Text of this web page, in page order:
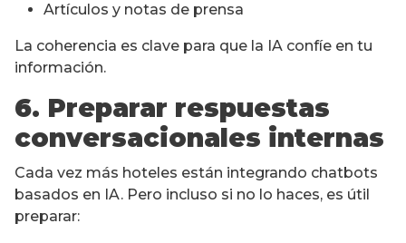
Artículos y notas de prensa
La coherencia es clave para que la IA confíe en tu
información.
6. Preparar respuestas
conversacionales internas
Cada vez más hoteles están integrando chatbots
basados en IA. Pero incluso si no lo haces, es útil
preparar: